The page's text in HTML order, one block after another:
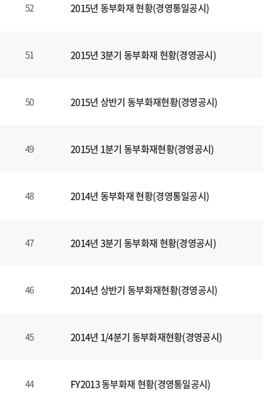
52 2015년 동부화재 현황(경영통일공시)
51 2015년 3분기 동부화재 현황(경영공시)
50 2015년 상반기 동부화재현황(경영공시)
49 2015년 1분기 동부화재현황(경영공시)
48 2014년 동부화재 현황(경영통일공시)
47 2014년 3분기 동부화재 현황(경영공시)
46 2014년 상반기 동부화재현황(경영공시)
45 2014년 1/4분기 동부화재현황(경영공시)
44 FY2013 동부화재 현황(경영통일공시)